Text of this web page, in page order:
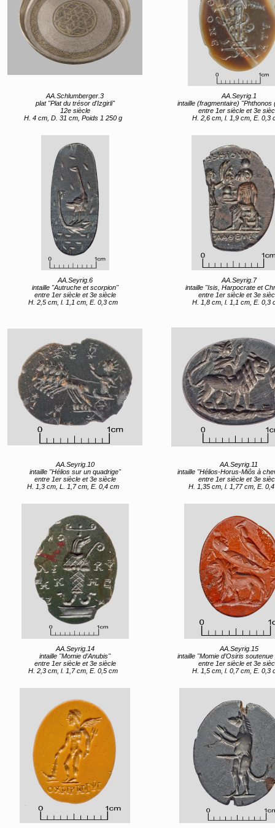
AA.Schlumberger.3
plat "Plat du trésor d'Izgirli"
12e siècle
H. 4 cm, D. 31 cm, Poids 1 250 g
AA.Seyrig.1
intaille (fragmentaire) "Phthonos (l'envie) ou le
entre 1er siècle et 3e
H. 2,6 cm, l. 1,9 cm, E. 0,3
AA.Seyrig.6
intaille "Autruche et scorpion"
entre 1er siècle et 3e siècle
H. 2,5 cm, l. 1,1 cm, E. 0,3 cm
AA.Seyrig.7
intaille "Isis, Harpocrate et
entre 1er siècle et 3e
H. 1,8 cm, l. 1,1 cm, E. 0,3
AA.Seyrig.10
intaille "Hélios sur un quadrige"
entre 1er siècle et 3e siècle
H. 1,3 cm, L. 1,7 cm, E. 0,4 cm
AA.Seyrig.11
intaille "Hélios-Horus-Miôs à cheval sur
entre 1er siècle et 3e
H. 1,35 cm, l. 1,77 cm, E.
AA.Seyrig.14
intaille "Momie d’Anubis"
entre 1er siècle et 3e siècle
H. 2,3 cm, l. 1,7 cm, E. 0,5 cm
AA.Seyrig.15
intaille "Momie d’Osiris soutenue par
entre 1er siècle et 3e
H. 1,5 cm, l. 0,7 cm, E. 0,3